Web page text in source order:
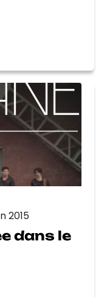
2015
dans le